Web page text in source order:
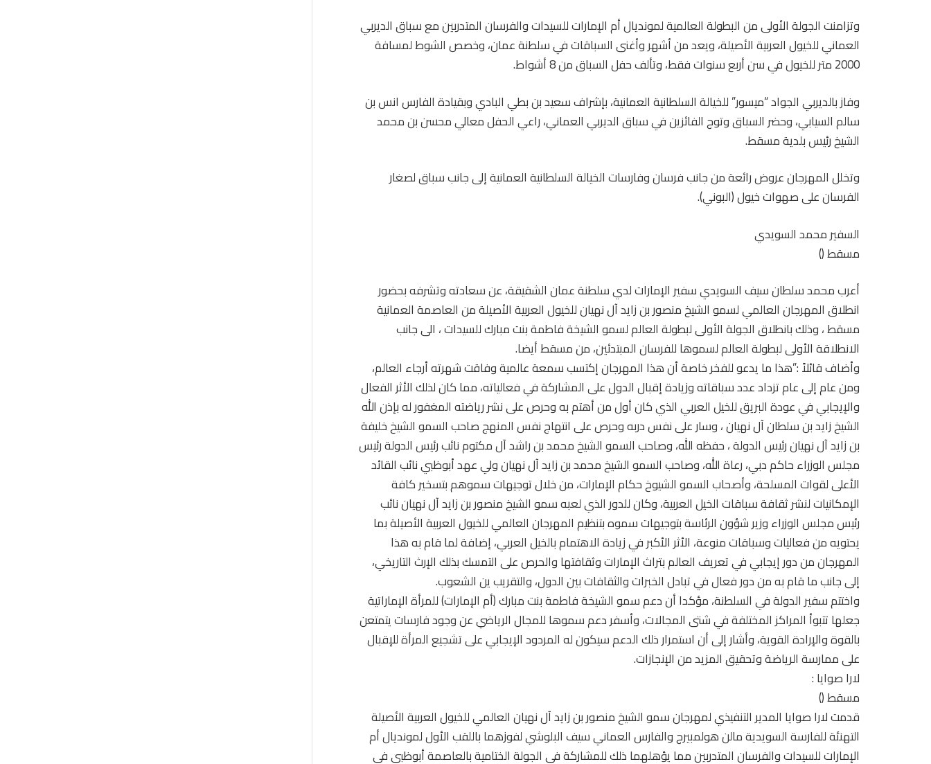
وتزامنت الجولة الأولى من البطولة العالمية لمونديال أم الإمارات للسيدات والفرسان المتدربين مع سباق الديربي
العماني للخيول العربية الأصيلة، ويعد من أشهر وأغنى السباقات في سلطنة عمان، وخصص الشوط لمسافة
2000 متر للخيول في سن أربع سنوات فقط، وتألف حفل السباق من 8 أشواط.
وفاز بالديربي الجواد “ميسور” للخيالة السلطانية العمانية، بإشراف سعيد بن بطي البادي وبقيادة الفارس انس بن
سالم السيابي، وحضر السباق وتوج الفائزين في سباق الديربي العماني، راعي الحفل معالي محسن بن محمد
الشيخ رئيس بلدية مسقط.
وتخلل المهرجان عروض رائعة من جانب فرسان وفارسات الخيالة السلطانية العمانية إلى جانب سباق لصغار
الفرسان على صهوات خيول (البوني).
السفير محمد السويدي
مسقط ()
أعرب محمد سلطان سيف السويدي سفير الإمارات لدي سلطنة عمان الشقيقة، عن سعادته وتشرفه بحضور
انطلاق المهرجان العالمي لسمو الشيخ منصور بن زايد آل نهيان للخيول العربية الأصيلة من العاصمة العمانية
مسقط ، وذلك بانطلاق الجولة الأولى لبطولة العالم لسمو الشيخة فاطمة بنت مبارك للسيدات ، الى جانب
الانطلاقة الأولى لبطولة العالم لسموها للفرسان المبتدئين، من مسقط أيضا.
وأضاف قائلاً :”هذا ما يدعو للفخر خاصة أن هذا المهرجان إكتسب سمعة عالمية وفاقت شهرته أرجاء العالم،
ومن عام إلى عام تزداد عدد سباقاته وزيادة إقبال الدول على المشاركة في فعالياته، مما كان لذلك الأثر الفعال
والإيجابي في عودة البريق للخيل العربي الذي كان أول من أهتم به وحرص على نشر رياضته المغفور له بإذن الله
الشيخ زايد بن سلطان آل نهيان ، وسار على نفس دربه وحرص على انتهاج نفس المنهج صاحب السمو الشيخ خليفة
بن زايد آل نهيان رئيس الدولة ، حفظه الله، وصاحب السمو الشيخ محمد بن راشد آل مكتوم نائب رئيس الدولة رئيس
مجلس الوزراء حاكم دبي، رعاة الله، وصاحب السمو الشيخ محمد بن زايد آل نهيان ولي عهد أبوظبي نائب القائد
الأعلى لقوات المسلحة، وأصحاب السمو الشيوخ حكام الإمارات، من خلال توجيهات سموهم بتسخير كافة
الإمكانيات لنشر ثقافة سباقات الخيل العربية، وكان للدور الذي لعبه سمو الشيخ منصور بن زايد آل نهيان نائب
رئيس مجلس الوزراء وزير شؤون الرئاسة بتوجيهات سموه بتنظيم المهرجان العالمي للخيول العربية الأصيلة بما
يحتويه من فعاليات وسباقات منوعة، الأثر الأكبر في زيادة الاهتمام بالخيل العربي، إضافة لما قام به هذا
المهرجان من دور إيجابي في تعريف العالم بتراث الإمارات وثقافتها والحرص على التمسك بذلك الإرث التاريخي،
إلى جانب ما قام به من دور فعال في تبادل الخبرات والثقافات بين الدول، والتقريب ين الشعوب.
واختتم سفير الدولة في السلطنة، مؤكدا أن دعم سمو الشيخة فاطمة بنت مبارك (أم الإمارات) للمرأة الإماراتية
جعلها تتبوأ المراكز المختلفة في شتى المجالات، وأسفر دعم سموها للمجال الرياضي عن وجود فارسات يتمتعن
بالقوة والإرادة القوية، وأشار إلى أن استمرار ذلك الدعم سيكون له المردود الإيجابي على تشجيع المرأة للإقبال
على ممارسة الرياضة وتحقيق المزيد من الإنجازات.
لارا صوايا :
مسقط ()
قدمت لارا صوايا المدير التنفيذي لمهرجان سمو الشيخ منصور بن زايد آل نهيان العالمي للخيول العربية الأصيلة
التهنئة للفارسة السويدية مالن هولمبيرج والفارس العماني سيف البلوشي لفوزهما باللقب الأول لمونديال أم
الإمارات للسيدات والفرسان المتدربين مما يؤهلهما ذلك للمشاركة في الجولة الختامية بالعاصمة أبوظبي في